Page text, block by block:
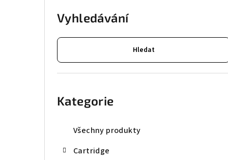
Vyhledávání
Hledat
Kategorie
Všechny produkty
Cartridge